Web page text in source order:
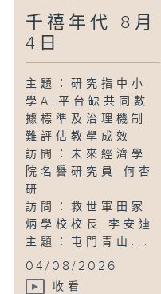
千禧年代 8月
4日
主題：研究指中小
學AI平台缺共同數
據標準及治理機制
難評估教學成效
訪問：未來經濟學
院名譽研究員 何杏
研
訪問：救世軍田家
炳學校校長 李安迪
主題：屯門青山...
04/08/2026
收看